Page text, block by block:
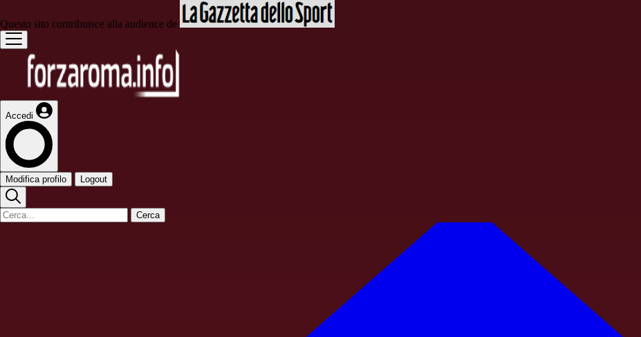
Questo sito contribuisce alla audience de
Accedi
Modifica profilo Logout
Cerca